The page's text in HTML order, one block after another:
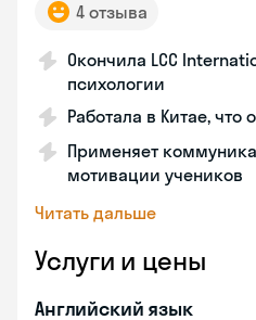
4 отзыва
Окончила LCC
психологии
Работала в Китае, что
Применяет
мотивации учеников
Читать дальше
Услуги и цены
Английский язык